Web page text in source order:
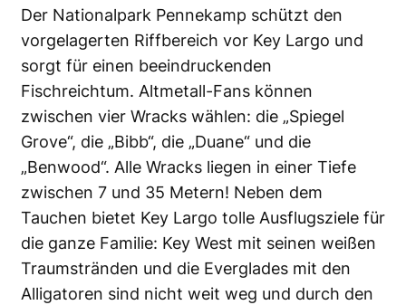
Der Nationalpark Pennekamp schützt den
vorgelagerten Riffbereich vor Key Largo und
sorgt für einen beeindruckenden
Fischreichtum. Altmetall-Fans können
zwischen vier Wracks wählen: die „Spiegel
Grove“, die „Bibb“, die „Duane“ und die
„Benwood“. Alle Wracks liegen in einer Tiefe
zwischen 7 und 35 Metern! Neben dem
Tauchen bietet Key Largo tolle Ausflugsziele für
die ganze Familie: Key West mit seinen weißen
Traumstränden und die Everglades mit den
Alligatoren sind nicht weit weg und durch den